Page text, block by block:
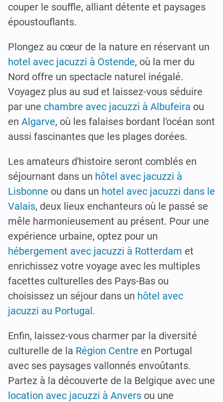
couper le souffle, alliant détente et paysages
époustouflants.
Plongez au cœur de la nature en réservant un
hotel avec jacuzzi à Ostende, où la mer du
Nord offre un spectacle naturel inégalé.
Voyagez plus au sud et laissez-vous séduire
par une chambre avec jacuzzi à Albufeira ou
en Algarve, où les falaises bordant l'océan sont
aussi fascinantes que les plages dorées.
Les amateurs d'histoire seront comblés en
séjournant dans un hôtel avec jacuzzi à
Lisbonne ou dans un hotel avec jacuzzi dans le
Valais, deux lieux enchanteurs où le passé se
mêle harmonieusement au présent. Pour une
expérience urbaine, optez pour un
hébergement avec jacuzzi à Rotterdam et
enrichissez votre voyage avec les multiples
facettes culturelles des Pays-Bas ou
choisissez un séjour dans un hôtel avec
jacuzzi au Portugal.
Enfin, laissez-vous charmer par la diversité
culturelle de la Région Centre en Portugal
avec ses paysages vallonnés envoûtants.
Partez à la découverte de la Belgique avec une
location avec jacuzzi à Anvers ou une